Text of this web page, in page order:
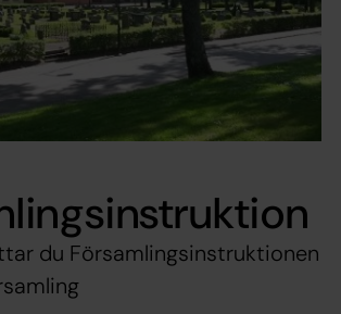
du Församlingsinstruktionen